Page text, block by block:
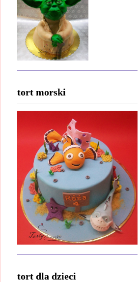
tort morski
tort dla dzieci